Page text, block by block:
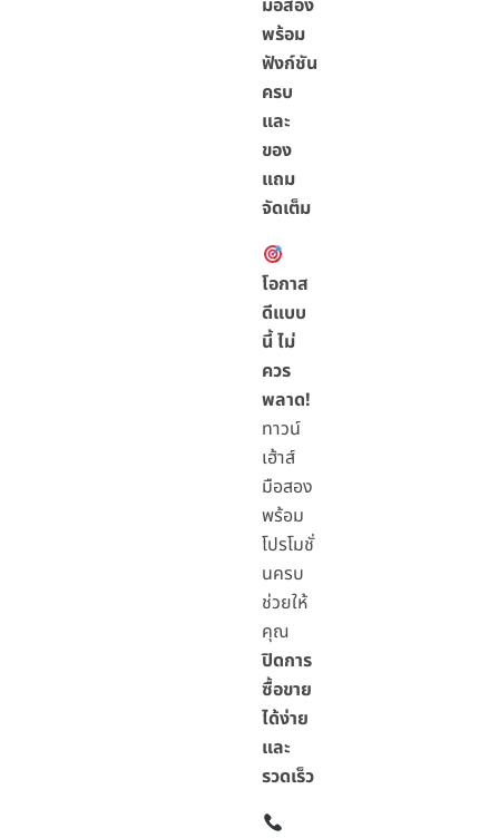
มือสอง
พร้อม
ฟังก์ชัน
ครบ
และ
ของ
แถม
จัดเต็ม
โอกาส
ดีแบบ
นี้ ไม่
ควร
พลาด!
ทาวน์
เฮ้าส์
มือสอง
พร้อม
โปรโมชั่
นครบ
ช่วยให้
คุณ
ปิดการ
ซื้อขาย
ได้ง่าย
และ
รวดเร็ว